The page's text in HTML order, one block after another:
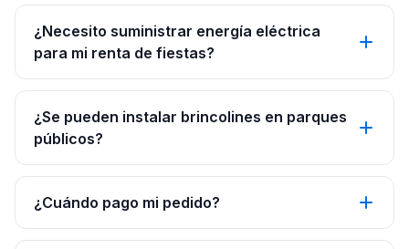
¿Necesito suministrar energía eléctrica
para mi renta de fiestas?
¿Se pueden instalar brincolines en parques
públicos?
¿Cuándo pago mi pedido?